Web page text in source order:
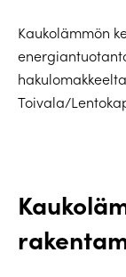
Kaukolämmön
Toivala/